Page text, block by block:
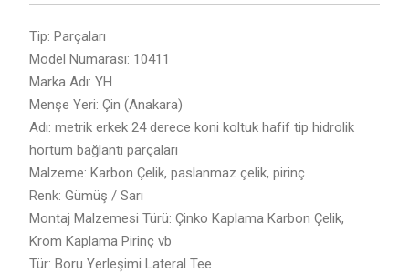
Tip: Parçaları
Model Numarası: 10411
Marka Adı: YH
Menşe Yeri: Çin (Anakara)
Adı: metrik erkek 24 derece koni koltuk hafif tip hidrolik
hortum bağlantı parçaları
Malzeme: Karbon Çelik, paslanmaz çelik, pirinç
Renk: Gümüş / Sarı
Montaj Malzemesi Türü: Çinko Kaplama Karbon Çelik,
Krom Kaplama Pirinç vb
Tür: Boru Yerleşimi Lateral Tee